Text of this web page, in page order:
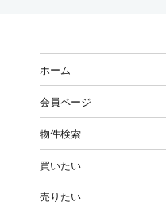
ホーム
会員ページ
物件検索
買いたい
売りたい